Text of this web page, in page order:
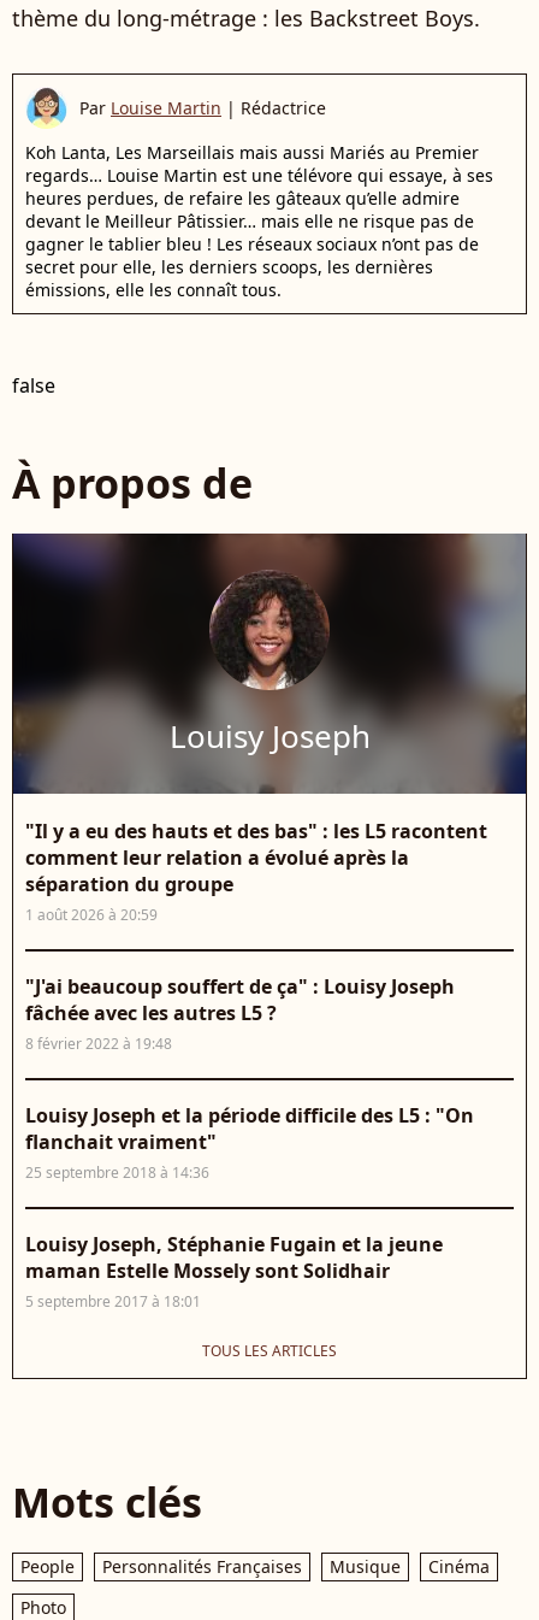
thème du long-métrage : les Backstreet Boys.
Par Louise Martin | Rédactrice
Koh Lanta, Les Marseillais mais aussi Mariés au Premier
regards… Louise Martin est une télévore qui essaye, à ses
heures perdues, de refaire les gâteaux qu’elle admire
devant le Meilleur Pâtissier… mais elle ne risque pas de
gagner le tablier bleu ! Les réseaux sociaux n’ont pas de
secret pour elle, les derniers scoops, les dernières
émissions, elle les connaît tous.
false
À propos de
Louisy Joseph
"Il y a eu des hauts et des bas" : les L5 racontent
comment leur relation a évolué après la
séparation du groupe
1 août 2026 à 20:59
"J'ai beaucoup souffert de ça" : Louisy Joseph
fâchée avec les autres L5 ?
8 février 2022 à 19:48
Louisy Joseph et la période difficile des L5 : "On
flanchait vraiment"
25 septembre 2018 à 14:36
Louisy Joseph, Stéphanie Fugain et la jeune
maman Estelle Mossely sont Solidhair
5 septembre 2017 à 18:01
TOUS LES ARTICLES
Mots clés
People Personnalités Françaises Musique
Cinéma
Photo